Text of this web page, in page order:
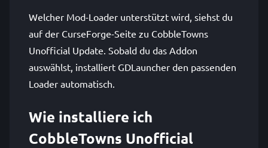
Welcher Mod-Loader unterstützt wird, siehst du
auf der CurseForge-Seite zu CobbleTowns
Unofficial Update. Sobald du das Addon
auswählst, installiert GDLauncher den passenden
Loader automatisch.
Wie installiere ich
CobbleTowns Unofficial